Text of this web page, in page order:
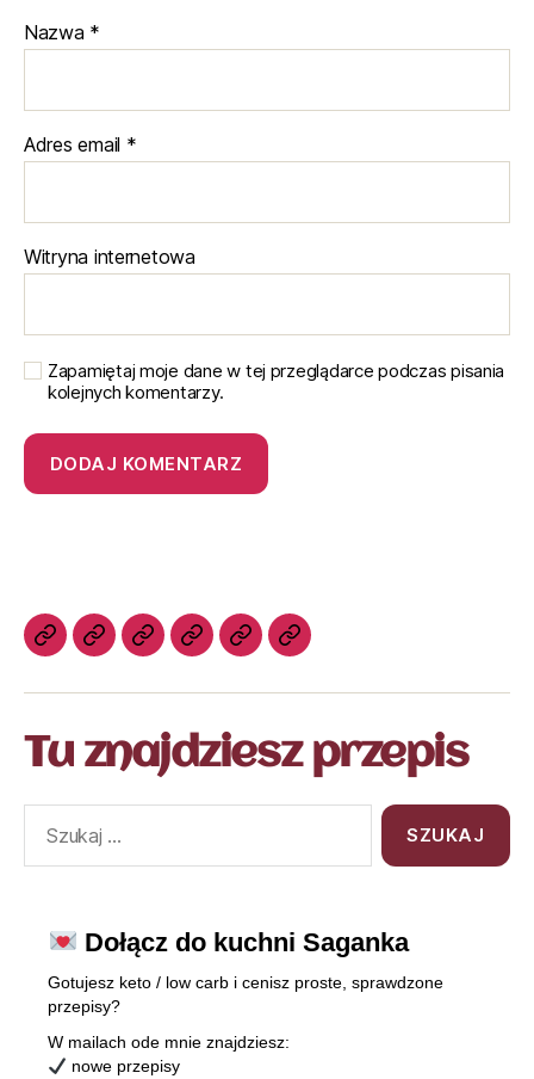
Nazwa *
Adres email *
Witryna internetowa
Zapamiętaj moje dane w tej przeglądarce podczas pisania
kolejnych komentarzy.
Tu znajdziesz przepis
Dołącz do kuchni Saganka
Gotujesz keto / low carb i cenisz proste, sprawdzone
przepisy?
W mailach ode mnie znajdziesz:
nowe przepisy